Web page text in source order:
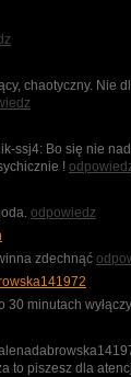
chaotyczny. Nie
ssj4: Bo się nie
!
odpowiedz
zdechnąć
30 minutach
to piszesz dla